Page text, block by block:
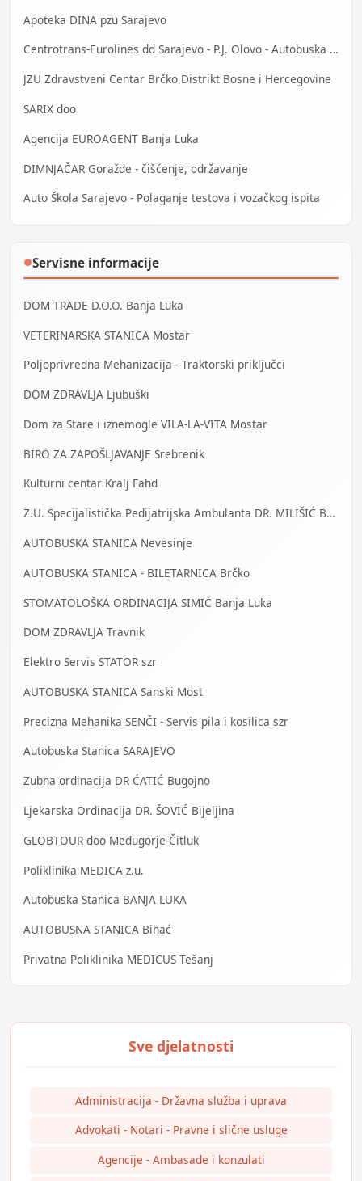
Apoteka DINA pzu Sarajevo
Centrotrans-Eurolines dd Sarajevo - P.J. Olovo - Autobuska stanica
JZU Zdravstveni Centar Brčko Distrikt Bosne i Hercegovine
SARIX doo
Agencija EUROAGENT Banja Luka
DIMNJAČAR Goražde - čišćenje, održavanje
Auto Škola Sarajevo - Polaganje testova i vozačkog ispita
●Servisne informacije
DOM TRADE D.O.O. Banja Luka
VETERINARSKA STANICA Mostar
Poljoprivredna Mehanizacija - Traktorski priključci
DOM ZDRAVLJA Ljubuški
Dom za Stare i iznemogle VILA-LA-VITA Mostar
BIRO ZA ZAPOŠLJAVANJE Srebrenik
Kulturni centar Kralj Fahd
Z.U. Specijalistička Pedijatrijska Ambulanta DR. MILIŠIĆ Banja Luka
AUTOBUSKA STANICA Nevesinje
AUTOBUSKA STANICA - BILETARNICA Brčko
STOMATOLOŠKA ORDINACIJA SIMIĆ Banja Luka
DOM ZDRAVLJA Travnik
Elektro Servis STATOR szr
AUTOBUSKA STANICA Sanski Most
Precizna Mehanika SENČI - Servis pila i kosilica szr
Autobuska Stanica SARAJEVO
Zubna ordinacija DR ĆATIĆ Bugojno
Ljekarska Ordinacija DR. ŠOVIĆ Bijeljina
GLOBTOUR doo Međugorje-Čitluk
Poliklinika MEDICA z.u.
Autobuska Stanica BANJA LUKA
AUTOBUSNA STANICA Bihać
Privatna Poliklinika MEDICUS Tešanj
Administracija - Državna služba i uprava
Advokati - Notari - Pravne i slične usluge
Agencije - Ambasade i konzulati